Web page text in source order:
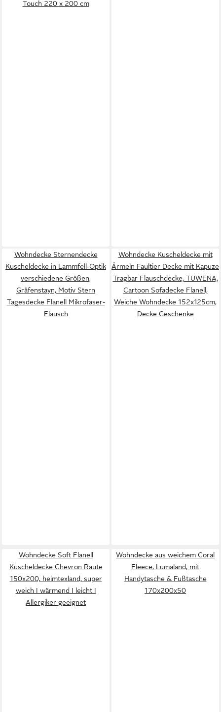
Touch 220 x 200 cm
Wohndecke Sternendecke
Kuscheldecke in Lammfell-Optik
verschiedene Größen,
Gräfenstayn, Motiv Stern
Tagesdecke Flanell Mikrofaser-
Flausch
Wohndecke Kuscheldecke mit
Ärmeln Faultier Decke mit Kapuze
Tragbar Flauschdecke, TUWENA,
Cartoon Sofadecke Flanell,
Weiche Wohndecke 152x125cm,
Decke Geschenke
Wohndecke Soft Flanell
Kuscheldecke Chevron Raute
150x200, heimtexland, super
weich I wärmend I leicht I
Allergiker geeignet
Wohndecke aus weichem Coral
Fleece, Lumaland, mit
Handytasche & Fußtasche
170x200x50